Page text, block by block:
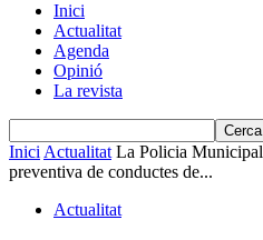
Inici
Actualitat
Agenda
Opinió
La revista
Inici Actualitat La Policia Municipal
preventiva de conductes de...
Actualitat